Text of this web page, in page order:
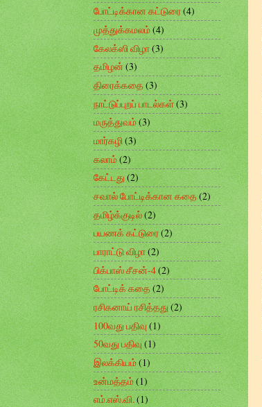
போட்டிக்கான கட்டுரை(4)
முத்துக்கமலம்(4)
கேலக்ஸி விழா(3)
தமிழன்(3)
திரைக்கதை(3)
நாட்டுப்புறப் பாடல்கள்(3)
மருத்துவம்(3)
மார்கழி(3)
கலாம்(2)
கேட்டது(2)
சவால் போட்டிக்கான கதை(2)
தமிழ்க்குடில்(2)
பயணக் கட்டுரை(2)
பாராட்டு விழா(2)
பிக்பாஸ் சீசன்-4(2)
போட்டிக் கதை(2)
ரசிகனாய் ரசித்தது (2)
100வது பதிவு(1)
50வது பதிவு (1)
இலக்கியம்(1)
உன்மத்தம்(1)
எம்.எஸ்.வி.(1)